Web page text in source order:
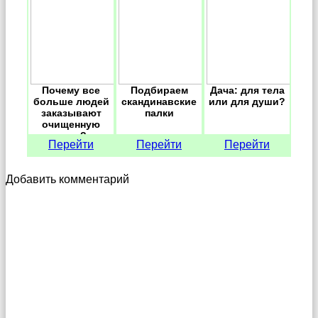
Почему все
больше людей
заказывают
очищенную
воду?
Перейти
Подбираем
скандинавские
палки
Перейти
Дача: для тела
или для души?
Перейти
Добавить комментарий